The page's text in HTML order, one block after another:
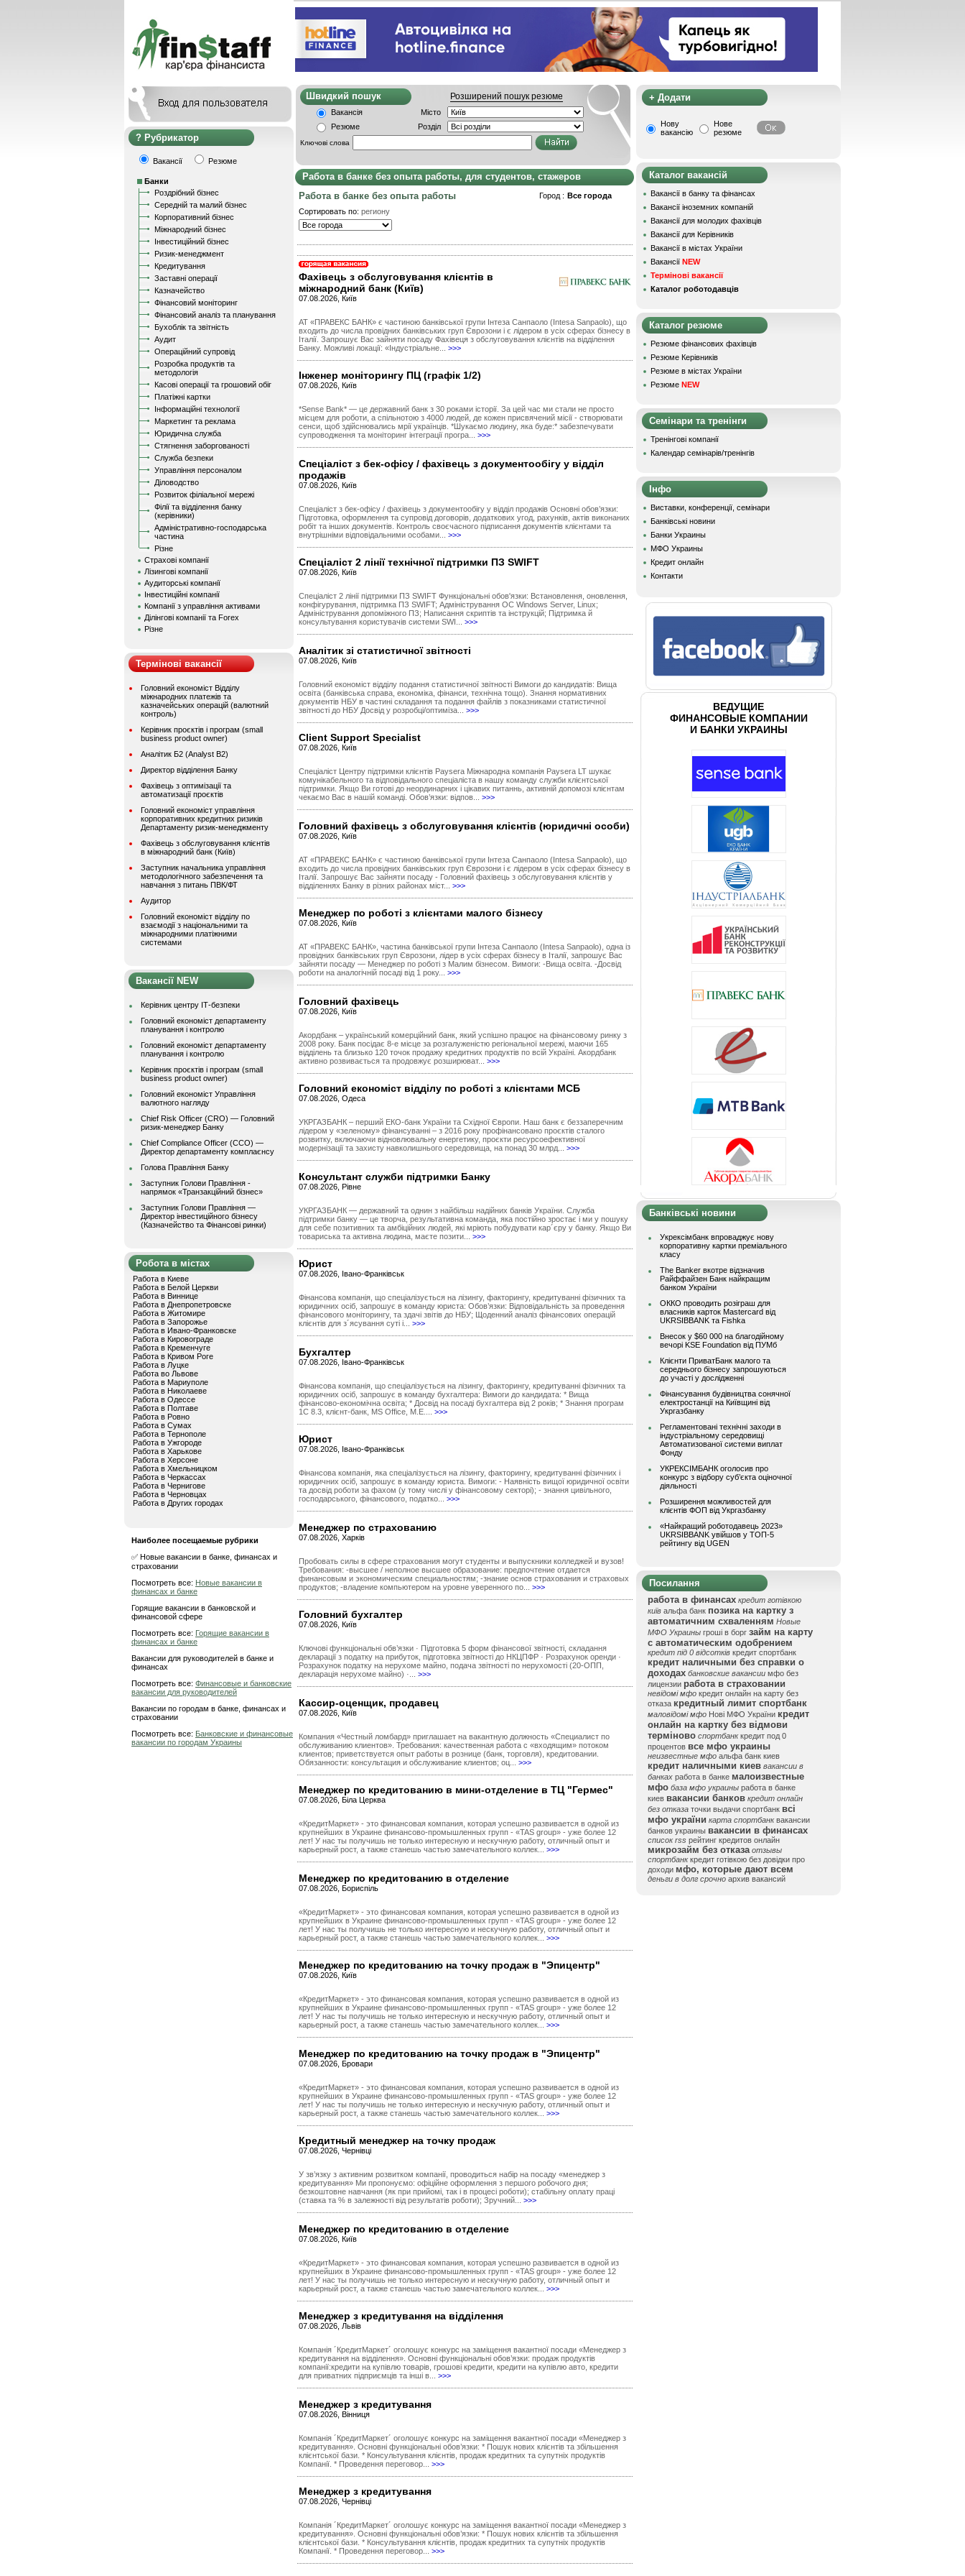
Рубрикатор
Вакансії Резюме
Банки
Роздрібний бізнес
Середній та малий бізнес
Корпоративний бізнес
Міжнародний бізнес
Інвестиційний бізнес
Ризик-менеджмент
Кредитування
Заставні операції
Казначейство
Фінансовий моніторинг
Фінансовий аналіз та планування
Бухоблік та звітність
Аудит
Операційний супровід
Розробка продуктів та
методологія
Касові операції та грошовий обіг
Платіжні картки
Інформаційні технології
Маркетинг та реклама
Юридична служба
Стягнення заборгованості
Служба безпеки
Управління персоналом
Діловодство
Розвиток філіальної мережі
Філії та відділення банку
(керівники)
Адміністративно-господарська
частина
Різне
Страхові компанії
Лізингові компанії
Аудиторські компанії
Інвестиційні компанії
Компанії з управління активами
Ділінгові компанії та Forex
Різне
Термінові вакансії
Головний економіст Відділу
міжнародних платежів та
казначейських операцій (валютний
контроль)
Керівник проєктів і програм (small
business product owner)
Аналітик Б2 (Analyst B2)
Директор відділення Банку
Фахівець з оптимізації та
автоматизації проєктів
Головний економіст управління
корпоративних кредитних ризиків
Департаменту ризик-менеджменту
Фахівець з обслуговування клієнтів
в міжнародний банк (Київ)
Заступник начальника управління
методологічного забезпечення та
навчання з питань ПВК/ФТ
Аудитор
Головний економіст відділу по
взаємодії з національними та
міжнародними платіжними
системами
Вакансії NEW
Керівник центру ІТ-безпеки
Головний економіст департаменту
планування і контролю
Головний економіст департаменту
планування і контролю
Керівник проєктів і програм (small
business product owner)
Головний економіст Управління
валютного нагляду
Chief Risk Officer (CRO) — Головний
ризик-менеджер Банку
Chief Compliance Officer (CCO) —
Директор департаменту комплаєнсу
Голова Правління Банку
Заступник Голови Правління -
напрямок «Транзакційний бізнес»
Заступник Голови Правління —
Директор інвестиційного бізнесу
(Казначейство та Фінансові ринки)
Робота в містах
Работа в Киеве
Работа в Белой Церкви
Работа в Виннице
Работа в Днепропетровске
Работа в Житомире
Работа в Запорожье
Работа в Ивано-Франковске
Работа в Кировограде
Работа в Кременчуге
Работа в Кривом Роге
Работа в Луцке
Работа во Львове
Работа в Мариуполе
Работа в Николаеве
Работа в Одессе
Работа в Полтаве
Работа в Ровно
Работа в Сумах
Работа в Тернополе
Работа в Ужгороде
Работа в Харькове
Работа в Херсоне
Работа в Хмельницком
Работа в Черкассах
Работа в Чернигове
Работа в Черновцах
Работа в Других городах
Наиболее посещаемые рубрики
✅ Новые вакансии в банке, финансах и
страховании
Посмотреть все: Новые вакансии в
финансах и банке
Горящие вакансии в банковской и
финансовой сфере
Посмотреть все: Горящие вакансии в
финансах и банке
Вакансии для руководителей в банке и
финансах
Посмотреть все: Финансовые и банковские
вакансии для руководителей
Вакансии по городам в банке, финансах и
страховании
Посмотреть все: Банковские и финансовые
вакансии по городам Украины
Швидкий пошук Розширений пошук резюме
Вакансія
Місто
Резюме
Розділ
Ключові слова
Работа в банке без опыта работы, для студентов, стажеров
Работа в банке без опыта работы
Сортировать по: региону
Город : Все города
Фахівець з обслуговування клієнтів в
міжнародний банк (Київ)
07.08.2026, Київ
АТ «ПРАВЕКС БАНК» є частиною банківської групи Інтеза Санпаоло (Intesa Sanpaolo), що
входить до числа провідних банківських груп Єврозони і є лідером в усіх сферах бізнесу в
Італії. Запрошує Вас зайняти посаду Фахівеця з обслуговування клієнтів на відділення
Банку. Можливі локації: «Індустріальне... >>>
Інженер моніторингу ПЦ (графік 1/2)
07.08.2026, Київ
*Sense Bank* — це державний банк з 30 роками історії. За цей час ми стали не просто
місцем для роботи, а спільнотою з 4000 людей, де кожен присвячений місії - створювати
сенси, щоб здійснювались мрії українців. *Шукаємо людину, яка буде:* забезпечувати
супроводження та моніторинг інтеграції програ... >>>
Спеціаліст з бек-офісу / фахівець з документообігу у відділ
продажів
07.08.2026, Київ
Спеціаліст з бек-офісу / фахівець з документообігу у відділ продажів Основні обов’язки:
Підготовка, оформлення та супровід договорів, додаткових угод, рахунків, актів виконаних
робіт та інших документів. Контроль своєчасного підписання документів клієнтами та
внутрішніми відповідальними особами... >>>
Спеціаліст 2 лінії технічної підтримки ПЗ SWIFT
07.08.2026, Київ
Спеціаліст 2 лінії підтримки ПЗ SWIFT Функціональні обов'язки: Встановлення, оновлення,
конфігурування, підтримка ПЗ SWIFT; Адміністрування ОС Windows Server, Linux;
Адміністрування допоміжного ПЗ; Написання скриптів та інструкцій; Підтримка й
консультування користувачів системи SWI... >>>
Аналітик зі статистичної звітності
07.08.2026, Київ
Головний економіст відділу подання статистичної звітності Вимоги до кандидатів: Вища
освіта (банківська справа, економіка, фінанси, технічна тощо). Знання нормативних
документів НБУ в частині складання та подання файлів з показниками статистичної
звітності до НБУ Досвід у розробці/оптиміза... >>>
Client Support Specialist
07.08.2026, Київ
Спеціаліст Центру підтримки клієнтів Paysera Міжнародна компанія Paysera LT шукає
комунікабельного та відповідального спеціаліста в нашу команду служби клієнтської
підтримки. Якщо Ви готові до неординарних і цікавих питаннь, активній допомозі клієнтам
чекаємо Вас в нашій команді. Обов’язки: відпов... >>>
Головний фахівець з обслуговування клієнтів (юридичні особи)
07.08.2026, Київ
АТ «ПРАВЕКС БАНК» є частиною банківської групи Інтеза Санпаоло (Intesa Sanpaolo), що
входить до числа провідних банківських груп Єврозони і є лідером в усіх сферах бізнесу в
Італії. Запрошує Вас зайняти посаду - Головний фахівець з обслуговування клієнтів у
відділеннях Банку в різних районах міст... >>>
Менеджер по роботі з клієнтами малого бізнесу
07.08.2026, Київ
АТ «ПРАВЕКС БАНК», частина банківської групи Інтеза Санпаоло (Intesa Sanpaolo), одна із
провідних банківських груп Єврозони, лідер в усіх сферах бізнесу в Італії, запрошує Вас
зайняти посаду — Менеджер по роботі з Малим бізнесом. Вимоги: -Вища освіта. -Досвід
роботи на аналогічній посаді від 1 року... >>>
Головний фахівець
07.08.2026, Київ
Акордбанк – український комерційний банк, який успішно працює на фінансовому ринку з
2008 року. Банк посідає 8-е місце за розгалуженістю регіональної мережі, маючи 165
відділень та близько 120 точок продажу кредитних продуктів по всій Україні. Акордбанк
активно розвивається та продовжує розширюват... >>>
Головний економіст відділу по роботі з клієнтами МСБ
07.08.2026, Одеса
УКРГАЗБАНК – перший ЕКО-банк України та Східної Європи. Наш банк є беззаперечним
лідером у «зеленому» фінансуванні – з 2016 року профінансовано проєктів сталого
розвитку, включаючи відновлювальну енергетику, проєкти ресурсоефективної
модернізації та захисту навколишнього середовища, на понад 30 млрд... >>>
Консультант служби підтримки Банку
07.08.2026, Рівне
УКРГАЗБАНК — державний та однин з найбільш надійних банків України. Служба
підтримки банку — це творча, результативна команда, яка постійно зростає і ми у пошуку
для себе позитивних та амбіційних людей, які мріють побудувати кар´єру у банку. Якщо Ви
товариська та активна людина, маєте позити... >>>
Юрист
07.08.2026, Івано-Франківськ
Фінансова компанія, що спеціалізується на лізингу, факторингу, кредитуванні фізичних та
юридичних осіб, запрошує в команду юриста: Обов’язки: Відповідальність за проведення
фінансового моніторингу, та здачі звітів до НБУ; Щоденний аналіз фінансових операцій
клієнтів для з´ясування суті і... >>>
Бухгалтер
07.08.2026, Івано-Франківськ
Фінансова компанія, що спеціалізується на лізингу, факторингу, кредитуванні фізичних та
юридичних осіб, запрошує в команду бухгалтера: Вимоги до кандидата: * Вища
фінансово-економічна освіта; * Досвід на посаді бухгалтера від 2 років; * Знання програм
1С 8.3, клієнт-банк, MS Office, M.E.... >>>
Юрист
07.08.2026, Івано-Франківськ
Фінансова компанія, яка спеціалізується на лізингу, факторингу, кредитуванні фізичних і
юридичних осіб, запрошує в команду юриста. Вимоги: - Наявність вищої юридичної освіти
та досвід роботи за фахом (у тому числі у фінансовому секторі); - знання цивільного,
господарського, фінансового, податко... >>>
Менеджер по страхованию
07.08.2026, Харків
Пробовать силы в сфере страхования могут студенты и выпускники колледжей и вузов!
Требования: -высшее / неполное высшее образование: предпочтение отдается
финансовым и экономическим специальностям; -знание основ страхования и страховых
продуктов; -владение компьютером на уровне уверенного по... >>>
Головний бухгалтер
07.08.2026, Київ
Ключові функціональні обв’язки · Підготовка 5 форм фінансової звітності, складання
декларації з податку на прибуток, підготовка звітності до НКЦПФР · Розрахунок оренди ·
Розрахунок податку на нерухоме майно, подача звітності по нерухомості (20-ОПП,
декларація нерухоме майно) ·... >>>
Кассир-оценщик, продавец
07.08.2026, Київ
Компания «Честный ломбард» приглашает на вакантную должность «Специалист по
обслуживанию клиентов». Требования: качественная работа с «входящим» потоком
клиентов; приветствуется опыт работы в рознице (банк, торговля), кредитовании.
Обязанности: консультация и обслуживание клиентов; оц... >>>
Менеджер по кредитованию в мини-отделение в ТЦ "Гермес"
07.08.2026, Біла Церква
«КредитМаркет» - это финансовая компания, которая успешно развивается в одной из
крупнейших в Украине финансово-промышленных групп - «TAS group» - уже более 12
лет! У нас ты получишь не только интересную и нескучную работу, отличный опыт и
карьерный рост, а также станешь частью замечательного коллек... >>>
Менеджер по кредитованию в отделение
07.08.2026, Бориспіль
«КредитМаркет» - это финансовая компания, которая успешно развивается в одной из
крупнейших в Украине финансово-промышленных групп - «TAS group» - уже более 12
лет! У нас ты получишь не только интересную и нескучную работу, отличный опыт и
карьерный рост, а также станешь частью замечательного коллек... >>>
Менеджер по кредитованию на точку продаж в "Эпицентр"
07.08.2026, Київ
«КредитМаркет» - это финансовая компания, которая успешно развивается в одной из
крупнейших в Украине финансово-промышленных групп - «TAS group» - уже более 12
лет! У нас ты получишь не только интересную и нескучную работу, отличный опыт и
карьерный рост, а также станешь частью замечательного коллек... >>>
Менеджер по кредитованию на точку продаж в "Эпицентр"
07.08.2026, Бровари
«КредитМаркет» - это финансовая компания, которая успешно развивается в одной из
крупнейших в Украине финансово-промышленных групп - «TAS group» - уже более 12
лет! У нас ты получишь не только интересную и нескучную работу, отличный опыт и
карьерный рост, а также станешь частью замечательного коллек... >>>
Кредитный менеджер на точку продаж
07.08.2026, Чернівці
У зв’язку з активним розвитком компанії, проводиться набір на посаду «менеджер з
кредитування» Ми пропонуємо: офіційне оформлення з першого робочого дня;
безкоштовне навчання (як при прийомі, так і в процесі роботи); стабільну оплату праці
(ставка та % в залежності від результатів роботи); Зручний... >>>
Менеджер по кредитованию в отделение
07.08.2026, Київ
«КредитМаркет» - это финансовая компания, которая успешно развивается в одной из
крупнейших в Украине финансово-промышленных групп - «TAS group» - уже более 12
лет! У нас ты получишь не только интересную и нескучную работу, отличный опыт и
карьерный рост, а также станешь частью замечательного коллек... >>>
Менеджер з кредитування на відділення
07.08.2026, Львів
Компанія ´КредитМаркет´ оголошує конкурс на заміщення вакантної посади «Менеджер з
кредитування на відділення». Основні функціональні обов’язки: продаж продуктів
компанії:кредити на купівлю товарів, грошові кредити, кредити на купівлю авто, кредити
для приватних підприємців та інші в... >>>
Менеджер з кредитування
07.08.2026, Вінниця
Компанія ´КредитМаркет´ оголошує конкурс на заміщення вакантної посади «Менеджер з
кредитування». Основні функціональні обов’язки: * Пошук нових клієнтів та збільшення
клієнтської бази. * Консультування клієнтів, продаж кредитних та супутніх продуктів
Компанії. * Проведення переговор... >>>
Менеджер з кредитування
07.08.2026, Чернівці
Компанія ´КредитМаркет´ оголошує конкурс на заміщення вакантної посади «Менеджер з
кредитування». Основні функціональні обов’язки: * Пошук нових клієнтів та збільшення
клієнтської бази. * Консультування клієнтів, продаж кредитних та супутніх продуктів
Компанії. * Проведення переговор... >>>
+ Додати
Нову
вакансію
Нове
резюме
Каталог вакансій
Вакансії в банку та фінансах
Вакансії іноземних компаній
Вакансії для молодих фахівців
Вакансії для Керівників
Вакансії в містах України
Вакансії NEW
Термінові вакансії
Каталог роботодавців
Каталог резюме
Резюме фінансових фахівців
Резюме Керівників
Резюме в містах України
Резюме NEW
Семінари та тренінги
Тренінгові компанії
Календар семінарів/тренінгів
Інфо
Виставки, конференції, семінари
Банківські новини
Банки Украины
МФО Украины
Кредит онлайн
Контакти
ВЕДУЩИЕ
ФИНАНСОВЫЕ КОМПАНИИ
И БАНКИ УКРАИНЫ
Банківські новини
Укрексімбанк впроваджує нову
корпоративну картки преміального
класу
The Banker вкотре відзначив
Райффайзен Банк найкращим
банком України
ОККО проводить розіграш для
власників карток Mastercard від
UKRSIBBANK та Fishka
Внесок у $60 000 на благодійному
вечорі KSE Foundation від ПУМб
Клієнти ПриватБанк малого та
середнього бізнесу запрошуються
до участі у дослідженні
Фінансування будівництва сонячної
електростанції на Київщині від
Укргазбанку
Регламентовані технічні заходи в
індустріальному середовищі
Автоматизованої системи виплат
Фонду
УКРЕКСІМБАНК оголосив про
конкурс з відбору суб’єкта оціночної
діяльності
Розширення можливостей для
клієнтів ФОП від Укргазбанку
«Найкращий роботодавець 2023»
UKRSIBBANK увійшов у ТОП-5
рейтингу від UGEN
Посилання
работа в финансах кредит готівкою
київ альфа банк позика на картку з
автоматичним схваленням Новые
МФО Украины гроші в борг займ на карту
с автоматическим одобрением
кредит під 0 відсотків кредит спортбанк
кредит наличными без справки о
доходах банковские вакансии мфо без
лицензии работа в страховании
невідомі мфо кредит онлайн на карту без
отказа кредитный лимит спортбанк
маловідомі мфо Нові МФО України кредит
онлайн на картку без відмови
терміново спортбанк кредит под 0
процентов все мфо украины
неизвестные мфо альфа банк киев
кредит наличными киев вакансии в
банках работа в банке малоизвестные
мфо база мфо украины работа в банке
киев вакансии банков кредит онлайн
без отказа точки выдачи спортбанк всі
мфо україни карта спортбанк вакансии
банков украины вакансии в финансах
список rss рейтинг кредитов онлайн
микрозайм без отказа отзывы
спортбанк кредит готівкою без довідки про
доходи мфо, которые дают всем
деньги в долг срочно архив вакансий